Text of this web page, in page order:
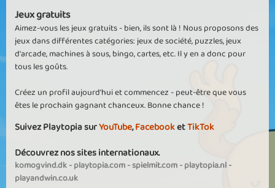
Jeux gratuits
Aimez-vous les jeux gratuits - bien, ils sont là ! Nous proposons des
jeux dans différentes catégories: jeux de société, puzzles, jeux
d'arcade, machines à sous, bingo, cartes, etc. Il y en a donc pour
tous les goûts.
Créez un profil aujourd'hui et commencez - peut-être que vous
êtes le prochain gagnant chanceux. Bonne chance !
Suivez Playtopia surYouTube,FacebooketTikTok
Découvrez nos sites internationaux.
komogvind.dk-playtopia.com-spielmit.com-playtopia.nl-
playandwin.co.uk